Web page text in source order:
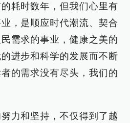
耗时数年，但我们心里有
，是顺应时代潮流、契合
需求的事业，健康之美的
进步和科学的发展而不断
的需求没有尽头，我们的
力和坚持，不仅得到了越